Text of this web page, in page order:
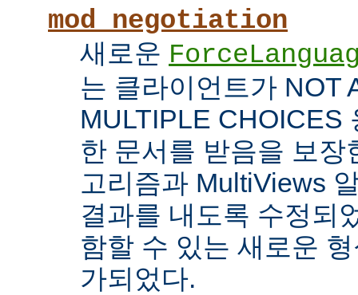
mod_negotiation
새로운
는 클라이언트가 NOT
MULTIPLE CHOICES
한 문서를 받음을 보장
고리즘과 MultiViews
결과를 내도록 수정되
함할 수 있는 새로운
가되었다.